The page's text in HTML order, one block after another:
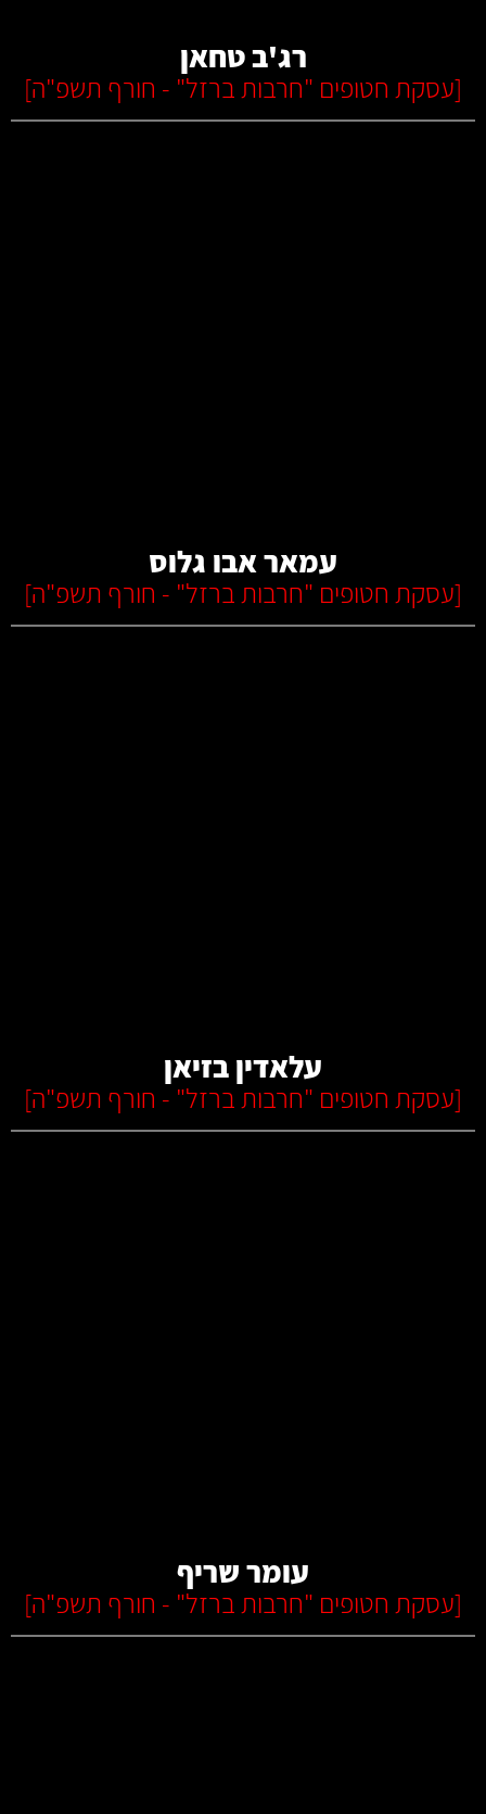
רג'ב טחאן
[עסקת חטופים "חרבות ברזל" - חורף תשפ"ה]
עמאר אבו גלוס
[עסקת חטופים "חרבות ברזל" - חורף תשפ"ה]
עלאדין בזיאן
[עסקת חטופים "חרבות ברזל" - חורף תשפ"ה]
עומר שריף
[עסקת חטופים "חרבות ברזל" - חורף תשפ"ה]